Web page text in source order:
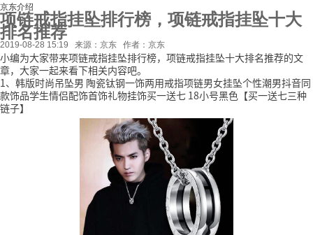
京东介绍
项链戒指挂坠排行榜，项链戒指挂坠十大
排名推荐
2019-08-28 15:19 来源：京东 作者：京东
小编为大家带来项链戒指挂坠排行榜，项链戒指挂坠十大排名推荐的文
章，大家一起来看下相关内容吧。
1、韩版时尚吊坠男 陶瓷钛钢一饰两用戒指项链男女挂坠个性潮男抖音同
款饰品学生情侣配饰首饰礼物挂饰买一送七 18小号黑色【买一送七三种
链子】